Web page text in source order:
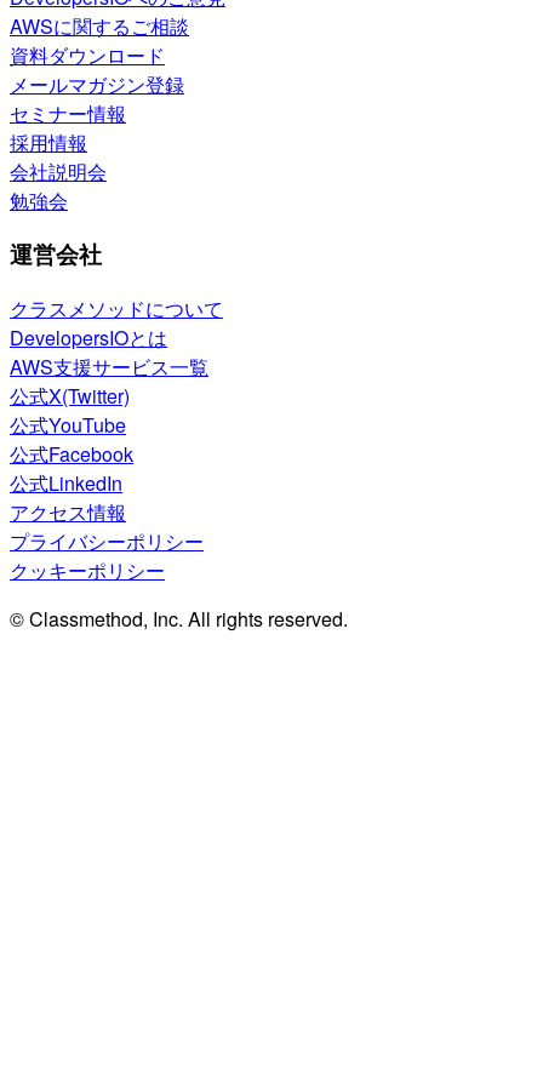
AWSに関するご相談
資料ダウンロード
メールマガジン登録
セミナー情報
採用情報
会社説明会
勉強会
運営会社
クラスメソッドについて
DevelopersIOとは
AWS支援サービス一覧
公式X(Twitter)
公式YouTube
公式Facebook
公式LinkedIn
アクセス情報
プライバシーポリシー
クッキーポリシー
© Classmethod, Inc. All rights reserved.